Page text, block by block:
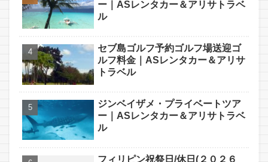
ー｜ASレンタカー＆アリサトラベ
ル
セブ島ゴルフ予約ゴルフ場送迎ゴ
ルフ料金｜ASレンタカー＆アリサ
トラベル
ジンベイザメ・プライベートツア
ー｜ASレンタカー＆アリサトラベ
ル
フィリピン祝祭日/休日(２０２６